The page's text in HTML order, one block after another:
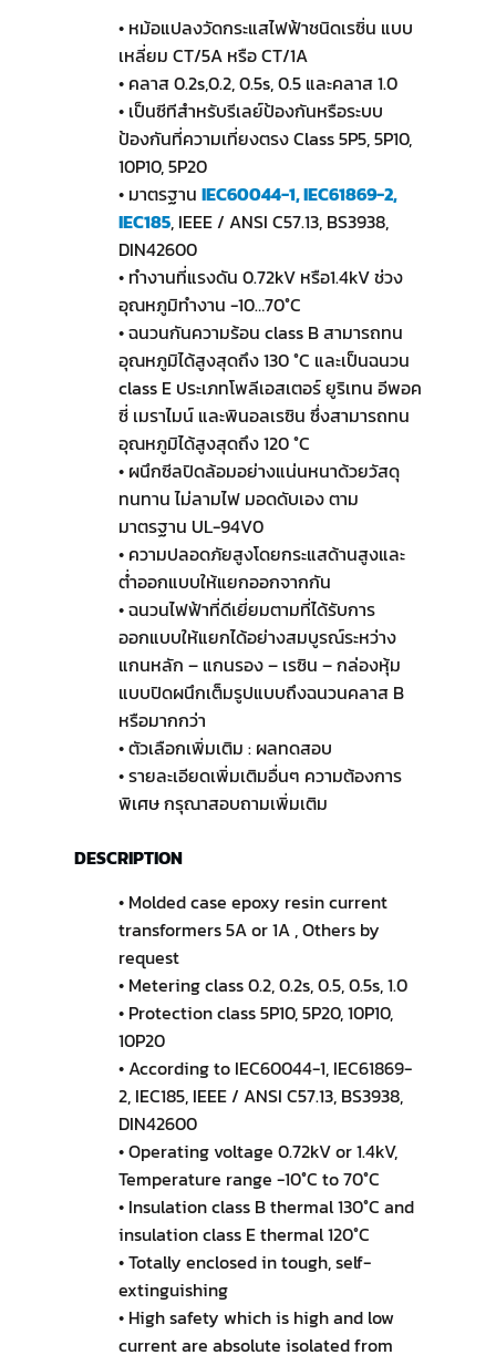
• หม้อแปลงวัดกระแสไฟฟ้าชนิดเรซิ่น แบบ
เหลี่ยม CT/5A หรือ CT/1A
• คลาส 0.2s,0.2, 0.5s, 0.5 และคลาส 1.0
• เป็นซีทีสำหรับรีเลย์ป้องกันหรือระบบ
ป้องกันที่ความเที่ยงตรง Class 5P5, 5P10,
10P10, 5P20
• มาตรฐาน IEC60044-1, IEC61869-2,
IEC185, IEEE / ANSI C57.13, BS3938,
DIN42600
• ทำงานที่แรงดัน 0.72kV หรือ1.4kV ช่วง
อุณหภูมิทำงาน -10…70°C
• ฉนวนกันความร้อน class B สามารถทน
อุณหภูมิได้สูงสุดถึง 130 °C และเป็นฉนวน
class E ประเภทโพลีเอสเตอร์ ยูริเทน อีพอค
ซี่ เมราไมน์ และพินอลเรซิน ซึ่งสามารถทน
อุณหภูมิได้สูงสุดถึง 120 °C
• ผนึกซีลปิดล้อมอย่างแน่นหนาด้วยวัสดุ
ทนทาน ไม่ลามไฟ มอดดับเอง ตาม
มาตรฐาน UL-94V0
• ความปลอดภัยสูงโดยกระแสด้านสูงและ
ต่ำออกแบบให้แยกออกจากกัน
• ฉนวนไฟฟ้าที่ดีเยี่ยมตามที่ได้รับการ
ออกแบบให้แยกได้อย่างสมบูรณ์ระหว่าง
แกนหลัก – แกนรอง – เรซิน – กล่องหุ้ม
แบบปิดผนึกเต็มรูปแบบถึงฉนวนคลาส B
หรือมากกว่า
• ตัวเลือกเพิ่มเติม : ผลทดสอบ
• รายละเอียดเพิ่มเติมอื่นๆ ความต้องการ
พิเศษ กรุณาสอบถามเพิ่มเติม
DESCRIPTION
• Molded case epoxy resin current
transformers 5A or 1A , Others by
request
• Metering class 0.2, 0.2s, 0.5, 0.5s, 1.0
• Protection class 5P10, 5P20, 10P10,
10P20
• According to IEC60044-1, IEC61869-
2, IEC185, IEEE / ANSI C57.13, BS3938,
DIN42600
• Operating voltage 0.72kV or 1.4kV,
Temperature range -10°C to 70°C
• Insulation class B thermal 130°C and
insulation class E thermal 120°C
• Totally enclosed in tough, self-
extinguishing
• High safety which is high and low
current are absolute isolated from